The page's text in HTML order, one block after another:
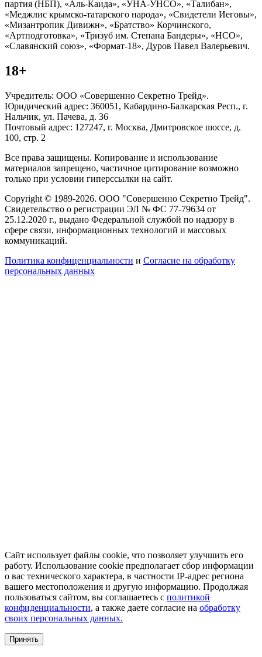
партия (НБП), «Аль-Каида», «УНА-УНСО», «Талибан»,
«Меджлис крымско-татарского народа», «Свидетели Иеговы»,
«Мизантропик Дивижн», «Братство» Корчинского,
«Артподготовка», «Тризуб им. Степана Бандеры», «НСО»,
«Славянский союз», «Формат-18», Дуров Павел Валерьевич.
18+
Учредитель: ООО «Совершенно Секретно Трейд».
Юридический адрес: 360051, Кабардино-Балкарская Респ., г.
Нальчик, ул. Пачева, д. 36
Почтовый адрес: 127247, г. Москва, Дмитровское шоссе, д.
100, стр. 2
Все права защищены. Копирование и использование
материалов запрещено, частичное цитирование возможно
только при условии гиперссылки на сайт.
Copyright © 1989-2026. ООО "Совершенно Секретно Трейд".
Свидетельство о регистрации ЭЛ № ФС 77-79634 от
25.12.2020 г., выдано Федеральной службой по надзору в
сфере связи, информационных технологий и массовых
коммуникаций.
Политика конфиценциальности и Согласие на обработку
персональных данных
Сайт использует файлы cookie, что позволяет улучшить его
работу. Использование cookie предполагает сбор информации
о вас технического характера, в частности IP-адрес региона
вашего местоположения и другую информацию. Продолжая
пользоваться сайтом, вы соглашаетесь с политикой
конфиденциальности, а также даете согласие на обработку
своих персональных данных.
Принять